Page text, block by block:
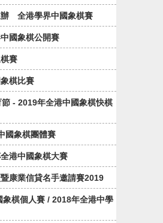
辦 全港學界中國象棋賽
國象棋公開賽​
賽
棋比賽
- 2019年全港中國象棋快棋
國象棋團體賽
港中國象棋大賽
康業信貸名手邀請賽2019
棋個人賽 / 2018年全港中學